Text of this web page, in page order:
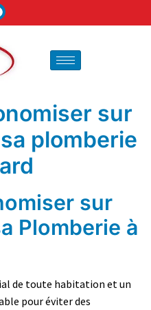
sur
plomberie
sur
Plomberie à
de toute habitation et un
pour éviter des